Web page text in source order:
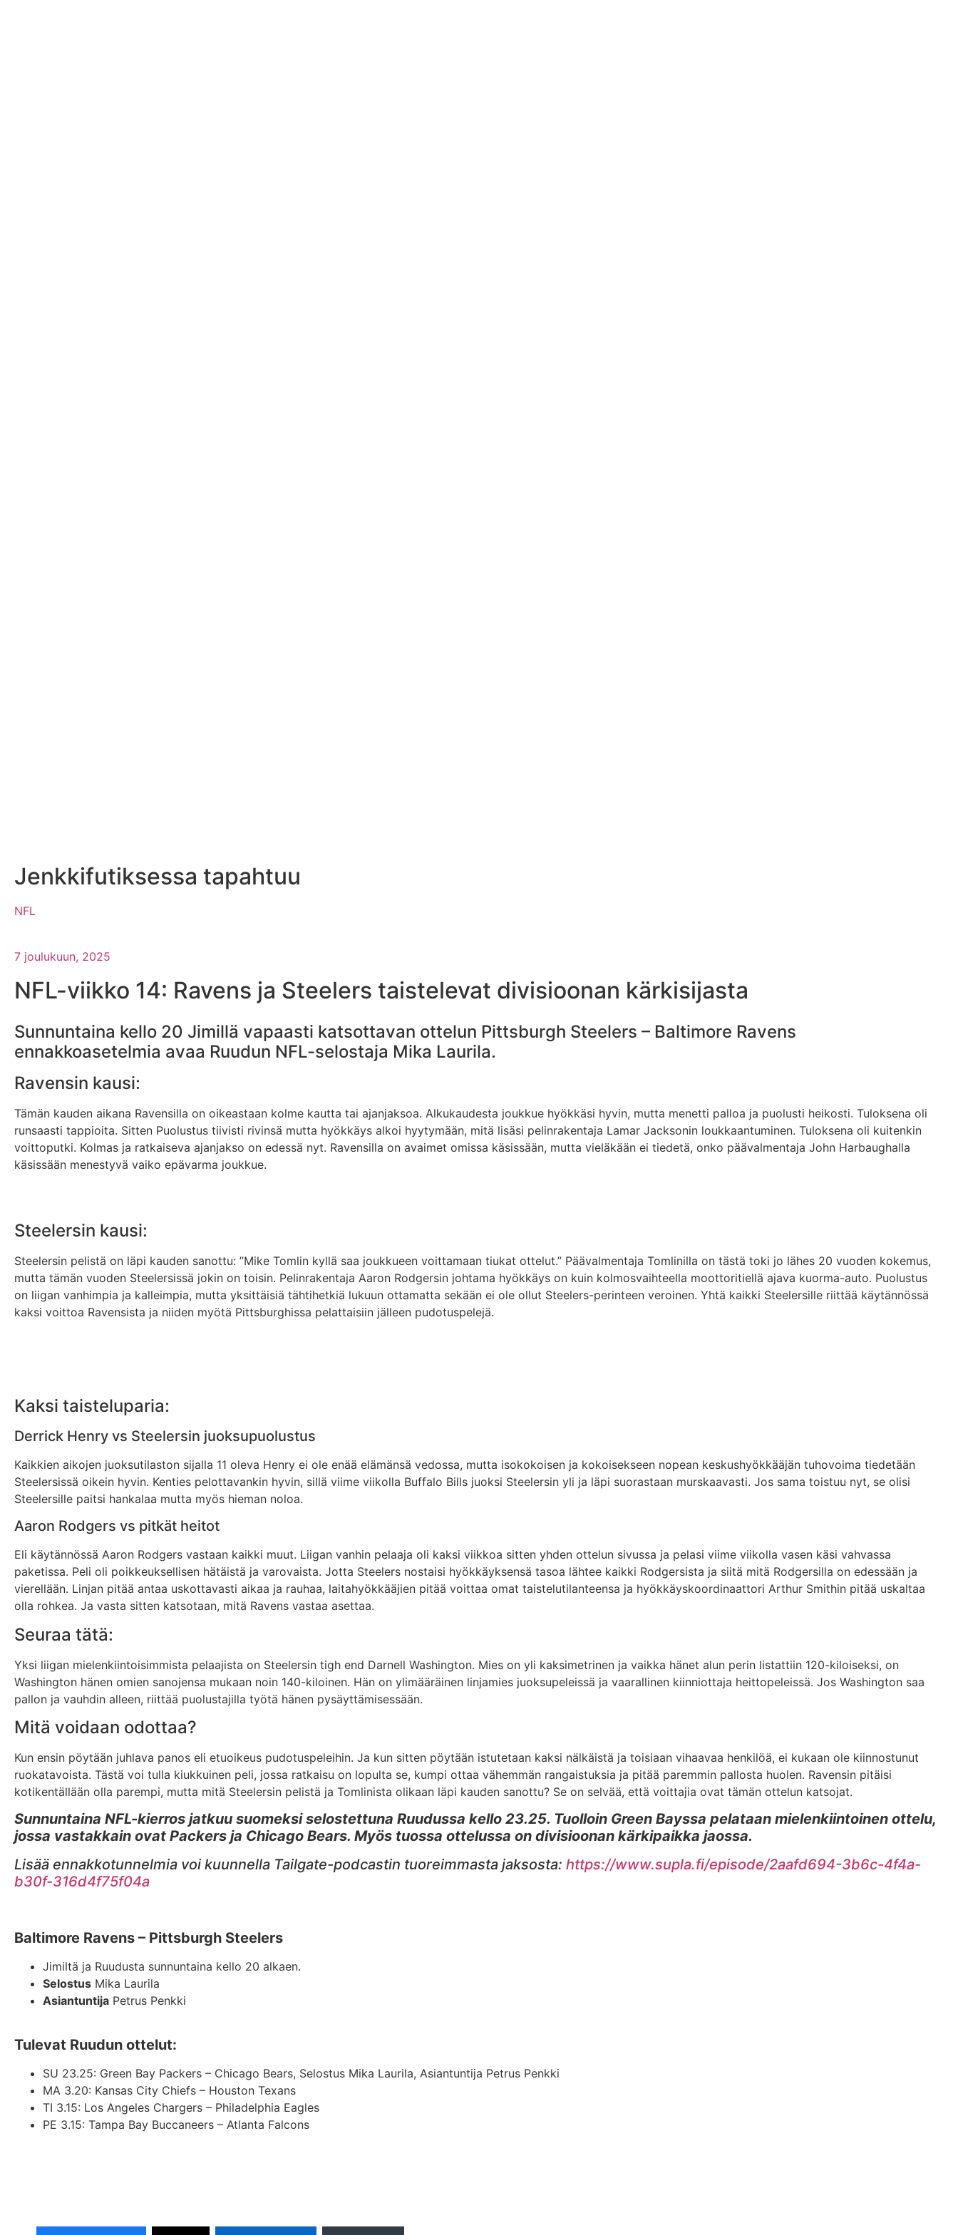
Jenkkifutiksessa tapahtuu
NFL
7 joulukuun, 2025
NFL-viikko 14: Ravens ja Steelers taistelevat divisioonan kärkisijasta
Sunnuntaina kello 20 Jimillä vapaasti katsottavan ottelun Pittsburgh Steelers – Baltimore Ravens
ennakkoasetelmia avaa Ruudun NFL-selostaja Mika Laurila.
Ravensin kausi:
Tämän kauden aikana Ravensilla on oikeastaan kolme kautta tai ajanjaksoa. Alkukaudesta joukkue hyökkäsi hyvin, mutta menetti palloa ja puolusti heikosti. Tuloksena oli
runsaasti tappioita. Sitten Puolustus tiivisti rivinsä mutta hyökkäys alkoi hyytymään, mitä lisäsi pelinrakentaja Lamar Jacksonin loukkaantuminen. Tuloksena oli kuitenkin
voittoputki. Kolmas ja ratkaiseva ajanjakso on edessä nyt. Ravensilla on avaimet omissa käsissään, mutta vieläkään ei tiedetä, onko päävalmentaja John Harbaughalla
käsissään menestyvä vaiko epävarma joukkue.
Steelersin kausi:
Steelersin pelistä on läpi kauden sanottu: ”Mike Tomlin kyllä saa joukkueen voittamaan tiukat ottelut.” Päävalmentaja Tomlinilla on tästä toki jo lähes 20 vuoden kokemus,
mutta tämän vuoden Steelersissä jokin on toisin. Pelinrakentaja Aaron Rodgersin johtama hyökkäys on kuin kolmosvaihteella moottoritiellä ajava kuorma-auto. Puolustus
on liigan vanhimpia ja kalleimpia, mutta yksittäisiä tähtihetkiä lukuun ottamatta sekään ei ole ollut Steelers-perinteen veroinen. Yhtä kaikki Steelersille riittää käytännössä
kaksi voittoa Ravensista ja niiden myötä Pittsburghissa pelattaisiin jälleen pudotuspelejä.
Kaksi taisteluparia:
Derrick Henry vs Steelersin juoksupuolustus
Kaikkien aikojen juoksutilaston sijalla 11 oleva Henry ei ole enää elämänsä vedossa, mutta isokokoisen ja kokoisekseen nopean keskushyökkääjän tuhovoima tiedetään
Steelersissä oikein hyvin. Kenties pelottavankin hyvin, sillä viime viikolla Buffalo Bills juoksi Steelersin yli ja läpi suorastaan murskaavasti. Jos sama toistuu nyt, se olisi
Steelersille paitsi hankalaa mutta myös hieman noloa.
Aaron Rodgers vs pitkät heitot
Eli käytännössä Aaron Rodgers vastaan kaikki muut. Liigan vanhin pelaaja oli kaksi viikkoa sitten yhden ottelun sivussa ja pelasi viime viikolla vasen käsi vahvassa
paketissa. Peli oli poikkeuksellisen hätäistä ja varovaista. Jotta Steelers nostaisi hyökkäyksensä tasoa lähtee kaikki Rodgersista ja siitä mitä Rodgersilla on edessään ja
vierellään. Linjan pitää antaa uskottavasti aikaa ja rauhaa, laitahyökkääjien pitää voittaa omat taistelutilanteensa ja hyökkäyskoordinaattori Arthur Smithin pitää uskaltaa
olla rohkea. Ja vasta sitten katsotaan, mitä Ravens vastaa asettaa.
Seuraa tätä:
Yksi liigan mielenkiintoisimmista pelaajista on Steelersin tigh end Darnell Washington. Mies on yli kaksimetrinen ja vaikka hänet alun perin listattiin 120-kiloiseksi, on
Washington hänen omien sanojensa mukaan noin 140-kiloinen. Hän on ylimääräinen linjamies juoksupeleissä ja vaarallinen kiinniottaja heittopeleissä. Jos Washington saa
pallon ja vauhdin alleen, riittää puolustajilla työtä hänen pysäyttämisessään.
Mitä voidaan odottaa?
Kun ensin pöytään juhlava panos eli etuoikeus pudotuspeleihin. Ja kun sitten pöytään istutetaan kaksi nälkäistä ja toisiaan vihaavaa henkilöä, ei kukaan ole kiinnostunut
ruokatavoista. Tästä voi tulla kiukkuinen peli, jossa ratkaisu on lopulta se, kumpi ottaa vähemmän rangaistuksia ja pitää paremmin pallosta huolen. Ravensin pitäisi
kotikentällään olla parempi, mutta mitä Steelersin pelistä ja Tomlinista olikaan läpi kauden sanottu? Se on selvää, että voittajia ovat tämän ottelun katsojat.
Sunnuntaina NFL-kierros jatkuu suomeksi selostettuna Ruudussa kello 23.25. Tuolloin Green Bayssa pelataan mielenkiintoinen ottelu,
jossa vastakkain ovat Packers ja Chicago Bears. Myös tuossa ottelussa on divisioonan kärkipaikka jaossa.
Lisää ennakkotunnelmia voi kuunnella Tailgate-podcastin tuoreimmasta jaksosta: https://www.supla.fi/episode/2aafd694-3b6c-4f4a-
b30f-316d4f75f04a
Baltimore Ravens – Pittsburgh Steelers
Jimiltä ja Ruudusta sunnuntaina kello 20 alkaen.
Selostus Mika Laurila
Asiantuntija Petrus Penkki
Tulevat Ruudun ottelut:
SU 23.25: Green Bay Packers – Chicago Bears, Selostus Mika Laurila, Asiantuntija Petrus Penkki
MA 3.20: Kansas City Chiefs – Houston Texans
TI 3.15: Los Angeles Chargers – Philadelphia Eagles
PE 3.15: Tampa Bay Buccaneers – Atlanta Falcons